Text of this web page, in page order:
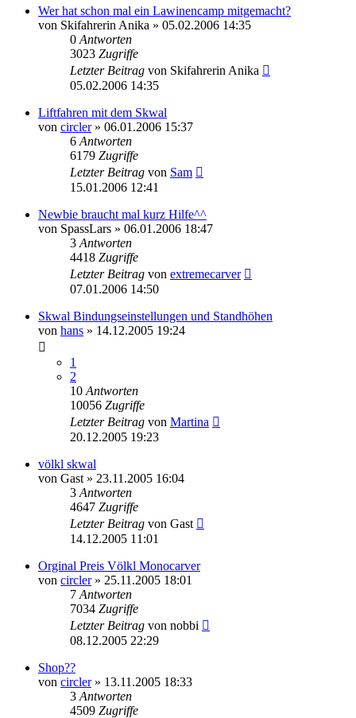
Wer hat schon mal ein Lawinencamp mitgemacht?
von Skifahrerin Anika » 05.02.2006 14:35
0 Antworten
3023 Zugriffe
Letzter Beitrag von Skifahrerin Anika
05.02.2006 14:35
Liftfahren mit dem Skwal
von circler» 06.01.2006 15:37
6 Antworten
6179 Zugriffe
Letzter Beitrag von Sam
15.01.2006 12:41
Newbie braucht mal kurz Hilfe^^
von SpassLars » 06.01.2006 18:47
3 Antworten
4418 Zugriffe
Letzter Beitrag von extremecarver
07.01.2006 14:50
Skwal Bindungseinstellungen und Standhöhen
von hans » 14.12.2005 19:24
1
2
10 Antworten
10056 Zugriffe
Letzter Beitrag von Martina
20.12.2005 19:23
völkl skwal
von Gast » 23.11.2005 16:04
3 Antworten
4647 Zugriffe
Letzter Beitrag von Gast
14.12.2005 11:01
Orginal Preis Völkl Monocarver
von circler» 25.11.2005 18:01
7 Antworten
7034 Zugriffe
Letzter Beitrag von nobbi
08.12.2005 22:29
Shop??
von circler» 13.11.2005 18:33
3 Antworten
4509 Zugriffe